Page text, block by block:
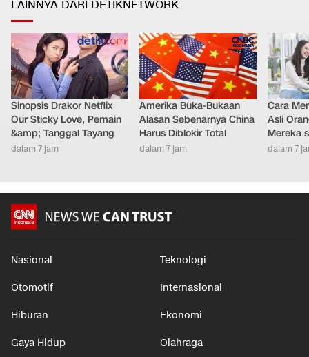
LAINNYA DARI DETIKNETWORK
Sinopsis Drakor Netflix
Our Sticky Love, Pemain
&amp; Tanggal Tayang
dalam 7 jam
Amerika Buka-Bukaan
Alasan Sebenarnya China
Harus Diblokir Total
dalam 7 jam
Cara
Asli
Mereka
dalam 7
Nasional Teknologi
Otomotif Internasional
Hiburan Ekonomi
Gaya Hidup Olahraga